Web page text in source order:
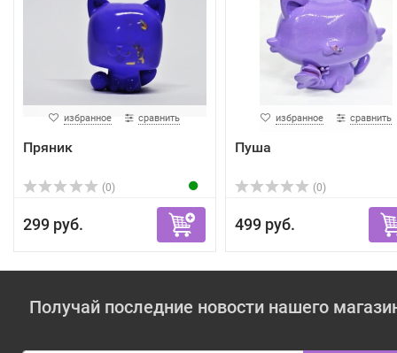
избранное сравнить
Пряник
(0)
299 руб.
избранное сравнить
Пуша
(0)
499 руб.
Получай последние новости нашего